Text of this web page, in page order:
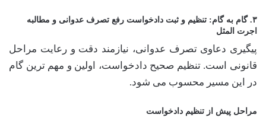
۳. گام به گام: تنظیم و ثبت دادخواست رفع تصرف عدوانی و مطالبه
اجرت المثل
پیگیری دعاوی تصرف عدوانی، نیازمند دقت و رعایت مراحل
قانونی است. تنظیم صحیح دادخواست، اولین و مهم ترین گام
در این مسیر محسوب می شود.
مراحل پیش از تنظیم دادخواست